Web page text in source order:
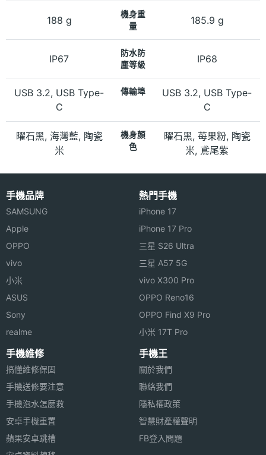
188 g
機身重
量
185.9 g
IP67
防水防
塵等級
IP68
USB 3.2, USB Type-
C
傳輸埠
USB 3.2, USB Type-
C
曜石黑, 海灣藍, 陶瓷
米
機身顏
色
曜石黑, 苺果粉, 陶瓷
米, 鳶尾紫
手機品牌
SAMSUNG
Apple
OPPO
vivo
小米
ASUS
Sony
realme
熱門手機
iPhone 17
iPhone 17 Pro
三星 S26 Ultra
三星 A57 5G
vivo X300 Pro
OPPO Reno16
OPPO Find X9 Pro
小米 17T Pro
手機維修
搞懂維修保固
手機送修要注意
手機泡水怎麼救
安卓手機重置
蘋果安卓跳槽
手機王
關於我們
聯絡我們
隱私權政策
智慧財產權聲明
FB登入問題